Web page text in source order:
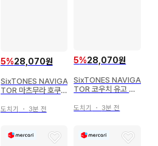
5%28,070원
SixTONES NAVIGA
TOR 마츠무라 호쿠토
도치기 ・ 3분 전
5%28,070원
SixTONES NAVIGA
TOR 코우치 유고 공
도치기 ・ 3분 전